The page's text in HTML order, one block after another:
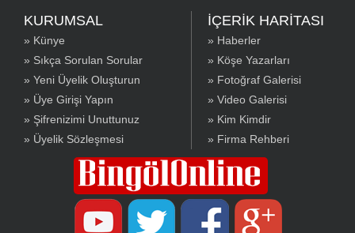
KURUMSAL
» Künye
» Sıkça Sorulan Sorular
» Yeni Üyelik Oluşturun
» Üye Girişi Yapın
» Şifrenizimi Unuttunuz
» Üyelik Sözleşmesi
İÇERİK HARİTASI
» Haberler
» Köşe Yazarları
» Fotoğraf Galerisi
» Video Galerisi
» Kim Kimdir
» Firma Rehberi